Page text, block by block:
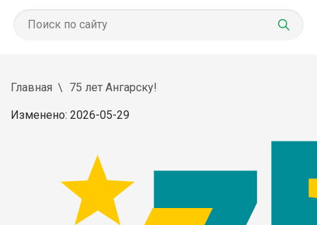
Главная 75 лет Ангарску!
Изменено: 2026-05-29